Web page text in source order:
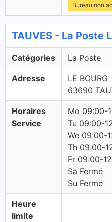
Bureau non
TAUVES - La Poste
Catégories La Poste
Adresse
LE BOURG
63690
Horaires
Service
Mo 09:00-
Tu 09:00-
We 09:00-
Th 09:00-
Fr 09:00-
Sa Fermé
Su Fermé
Heure
limite